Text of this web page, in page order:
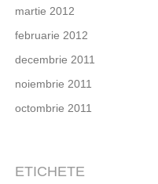
martie 2012
februarie 2012
decembrie 2011
noiembrie 2011
octombrie 2011
ETICHETE